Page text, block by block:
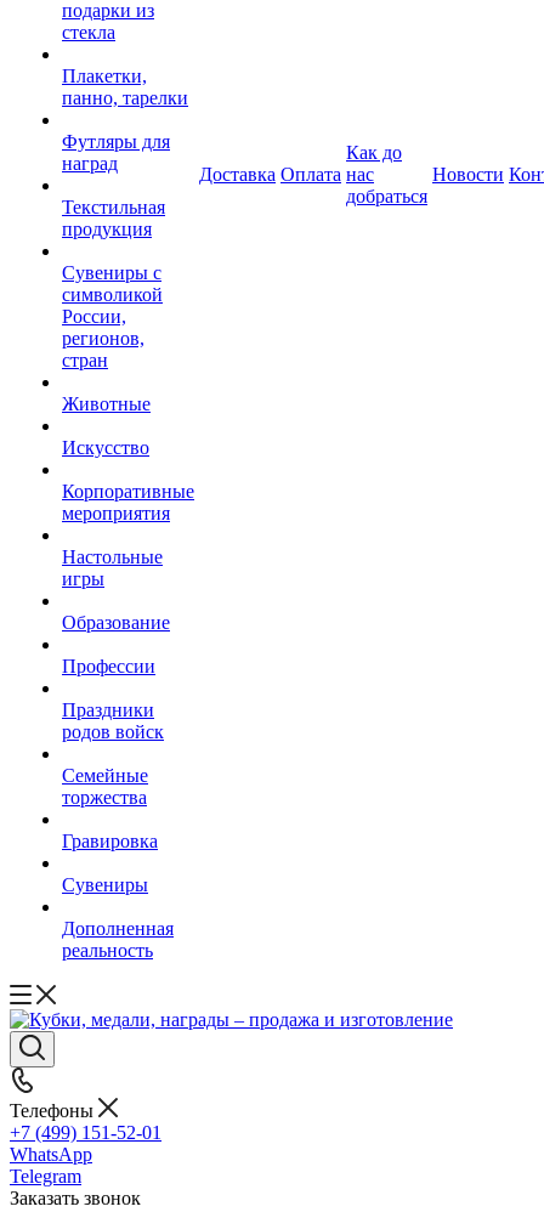
подарки из
стекла
Плакетки,
панно, тарелки
Футляры для
наград
Текстильная
продукция
Сувениры с
символикой
России,
регионов,
стран
Животные
Искусство
Корпоративные
мероприятия
Настольные
игры
Образование
Профессии
Праздники
родов войск
Семейные
торжества
Гравировка
Сувениры
Дополненная
реальность
Доставка Оплата
Как до
нас
добраться
Новости
Телефоны
+7 (499) 151-52-01
WhatsApp
Telegram
Заказать звонок